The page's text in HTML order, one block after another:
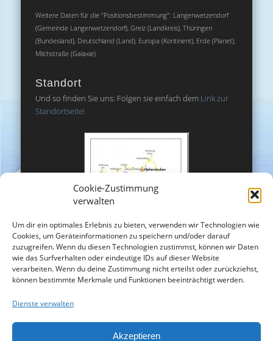
Cookie-Zustimmung
verwalten
Um dir ein optimales Erlebnis zu bieten, verwenden wir Technologien wie
Cookies, um Geräteinformationen zu speichern und/oder darauf
zuzugreifen. Wenn du diesen Technologien zustimmst, können wir Daten
wie das Surfverhalten oder eindeutige IDs auf dieser Website
verarbeiten. Wenn du deine Zustimmung nicht erteilst oder zurückziehst,
können bestimmte Merkmale und Funktionen beeinträchtigt werden.
Dienste verwalten
Akzeptieren
Weitere Daten für die "Positionsbestimmung": Langenwetzendorf
(Gemeinde Langenwetzendorf), Greiz (Landkreis), Thüringen
(Bundesland), Deutschland (Land), Europa (Kontinent), Erde (Planet),
Milchstraße (Galaxie)
Standort
Und so finden Sie uns: Folgen sie einfach dem Link zur
Standortseite!